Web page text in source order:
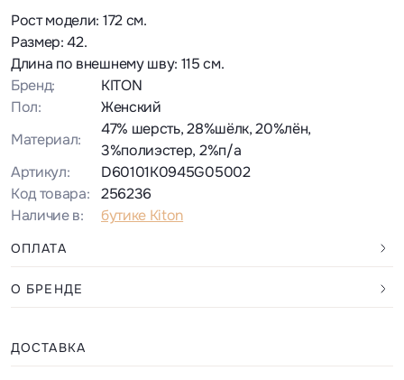
Рост модели: 172 см.
Размер: 42.
Длина по внешнему шву: 115 см.
Бренд:
KITON
Пол:
Женский
Материал:
47% шерсть, 28%шёлк, 20%лён,
3%полиэстер, 2%п/а
Артикул:
D60101K0945G05002
Код товара:
256236
Наличие в:
бутике Kiton
ОПЛАТА
О БРЕНДЕ
ДОСТАВКА